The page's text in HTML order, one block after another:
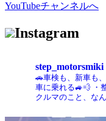
YouTubeチャンネルへ
Instagram
step_motorsmiki
🚗車検も、新車も
車に乗れる🚙💨 ・
クルマのこと、な